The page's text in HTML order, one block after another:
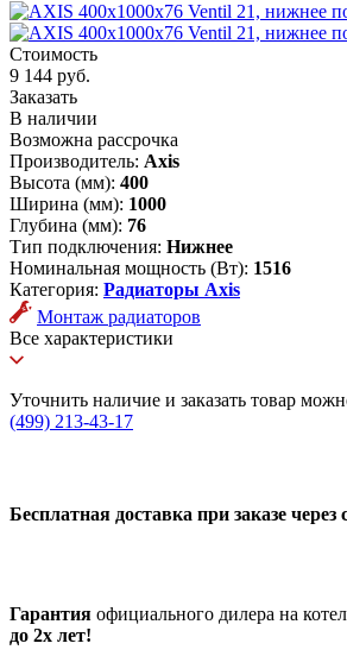
Стоимость
9 144 руб.
Заказать
В наличии
Возможна рассрочка
Производитель: Axis
Высота (мм): 400
Ширина (мм): 1000
Глубина (мм): 76
Тип подключения: Нижнее
Номинальная мощность (Вт): 1516
Категория: Радиаторы Axis
Монтаж радиаторов
Все характеристики
Уточнить наличие и заказать товар
(499) 213-43-17
Бесплатная доставка при заказе через
Гарантия официального дилера на
до 2х лет!